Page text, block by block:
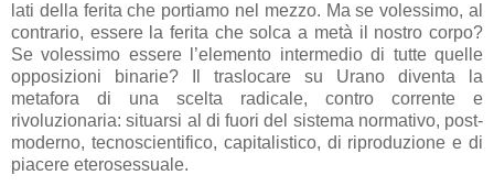
lati della ferita che portiamo nel mezzo. Ma se volessimo, al
contrario, essere la ferita che solca a metà il nostro corpo?
Se volessimo essere l’elemento intermedio di tutte quelle
opposizioni binarie? Il traslocare su Urano diventa la
metafora di una scelta radicale, contro corrente e
rivoluzionaria: situarsi al di fuori del sistema normativo, post-
moderno, tecnoscientifico, capitalistico, di riproduzione e di
piacere eterosessuale.